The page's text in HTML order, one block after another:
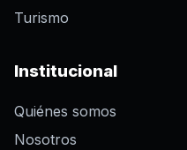
Turismo
Institucional
Quiénes somos
Nosotros